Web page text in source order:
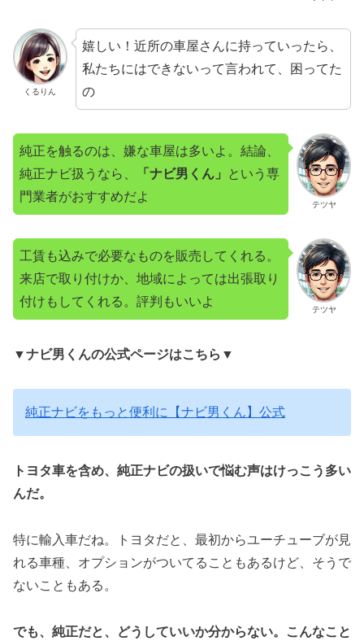
くるりん
嬉しい！近所の車屋さんに持っていったら、
私たちにはできないって言われて、困ってた
の
テツヤ
純正を触るのは、嫌な車屋は多いよ。結論、
純正ナビ扱うなら、
「ナビ男くん」
という専
門業者がおすすめだよ
テツヤ
工賃も込みで必要なものを販売してくれる。
来店で取り付けか、地域によっては出張取り
付けもしてくれる。評判もいいよ
▼ナビ男くんの公式ページはこちら▼
純正ナビをもっと便利に【ナビ男くん】公式
トヨタ車を含め、純正ナビの扱いで悩む声はけっこう多い
んだ。
特に輸入車だね。トヨタだと、最初からユーチューブが見
れる車種、オプションがついてることもあるけど、そうで
ないこともある。
でも、純正だと、どうしていいか分からない。こんなこと